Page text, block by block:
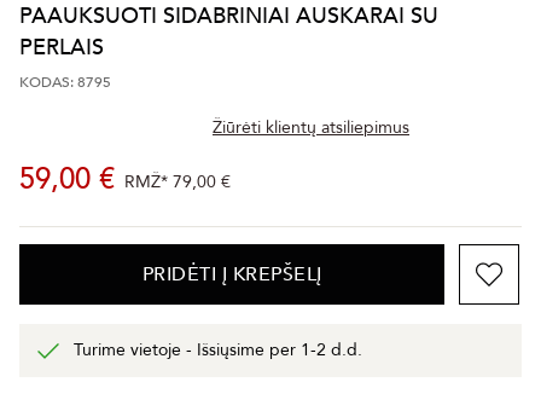
PAAUKSUOTI SIDABRINIAI AUSKARAI SU
PERLAIS
KODAS: 8795
Žiūrėti klientų atsiliepimus
59,00 € RMŽ* 79,00 €
PRIDĖTI Į KREPŠELĮ
Turime vietoje - Išsiųsime per 1-2 d.d.